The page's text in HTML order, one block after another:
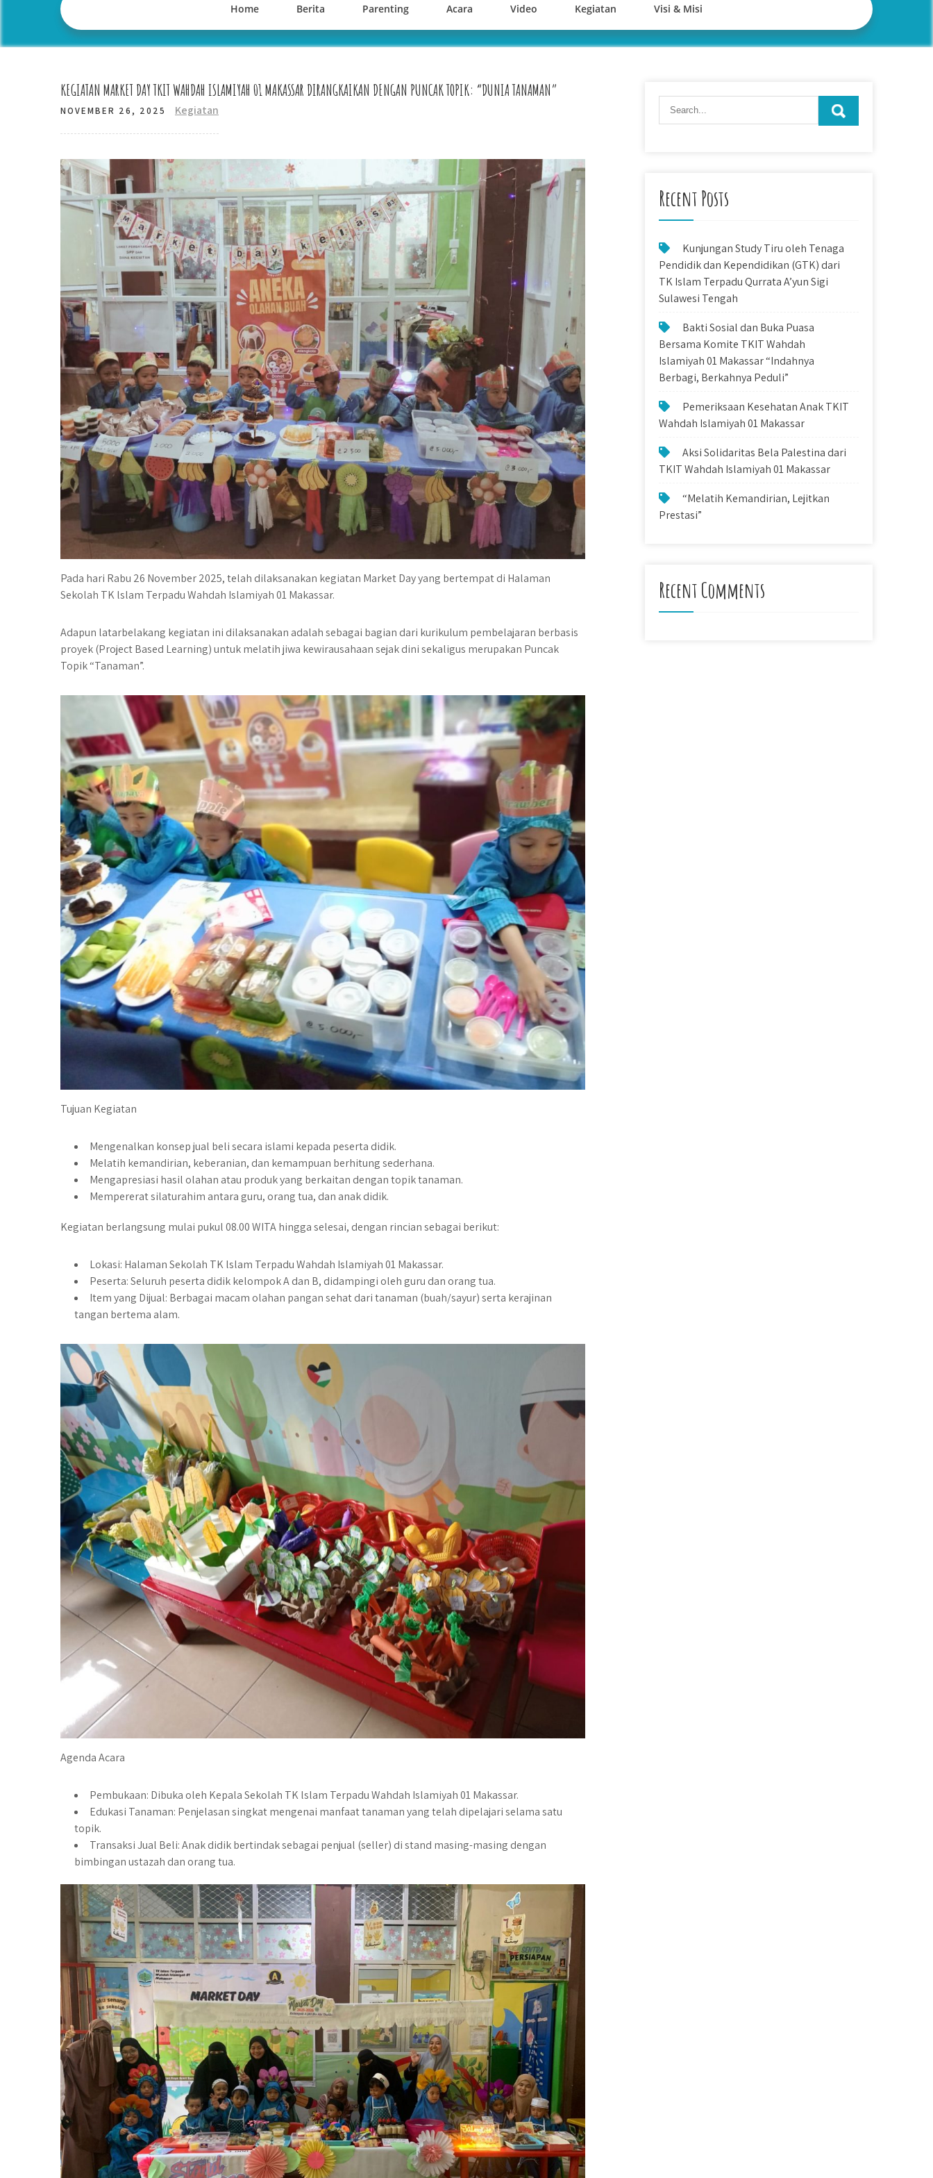
Home Berita Parenting Acara Video Kegiatan Visi & Misi
KEGIATAN MARKET DAY TKIT WAHDAH ISLAMIYAH 01 MAKASSAR DIRANGKAIKAN DENGAN PUNCAK TOPIK: “DUNIA TANAMAN”
NOVEMBER 26, 2025 Kegiatan
Pada hari Rabu 26 November 2025, telah dilaksanakan kegiatan Market Day yang bertempat di Halaman
Sekolah TK lslam Terpadu Wahdah Islamiyah 01 Makassar.
Adapun latarbelakang kegiatan ini dilaksanakan adalah sebagai bagian dari kurikulum pembelajaran berbasis
proyek (Project Based Learning) untuk melatih jiwa kewirausahaan sejak dini sekaligus merupakan Puncak
Topik “Tanaman”.
Tujuan Kegiatan
Mengenalkan konsep jual beli secara islami kepada peserta didik.
Melatih kemandirian, keberanian, dan kemampuan berhitung sederhana.
Mengapresiasi hasil olahan atau produk yang berkaitan dengan topik tanaman.
Mempererat silaturahim antara guru, orang tua, dan anak didik.
Kegiatan berlangsung mulai pukul 08.00 WITA hingga selesai, dengan rincian sebagai berikut:
Lokasi: Halaman Sekolah TK lslam Terpadu Wahdah Islamiyah 01 Makassar.
Peserta: Seluruh peserta didik kelompok A dan B, didampingi oleh guru dan orang tua.
Item yang Dijual: Berbagai macam olahan pangan sehat dari tanaman (buah/sayur) serta kerajinan
tangan bertema alam.
Agenda Acara
Pembukaan: Dibuka oleh Kepala Sekolah TK lslam Terpadu Wahdah Islamiyah 01 Makassar.
Edukasi Tanaman: Penjelasan singkat mengenai manfaat tanaman yang telah dipelajari selama satu
topik.
Transaksi Jual Beli: Anak didik bertindak sebagai penjual (seller) di stand masing-masing dengan
bimbingan ustazah dan orang tua.
Recent Posts
Kunjungan Study Tiru oleh Tenaga
Pendidik dan Kependidikan (GTK) dari
TK Islam Terpadu Qurrata A’yun Sigi
Sulawesi Tengah
Bakti Sosial dan Buka Puasa
Bersama Komite TKIT Wahdah
Islamiyah 01 Makassar “Indahnya
Berbagi, Berkahnya Peduli”
Pemeriksaan Kesehatan Anak TKIT
Wahdah Islamiyah 01 Makassar
Aksi Solidaritas Bela Palestina dari
TKIT Wahdah Islamiyah 01 Makassar
“Melatih Kemandirian, Lejitkan
Prestasi”
Recent Comments